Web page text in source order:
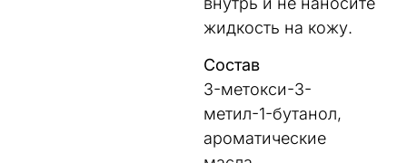
жидкость на кожу.
Состав
3-метокси-3-
метил-1-бутанол,
ароматические